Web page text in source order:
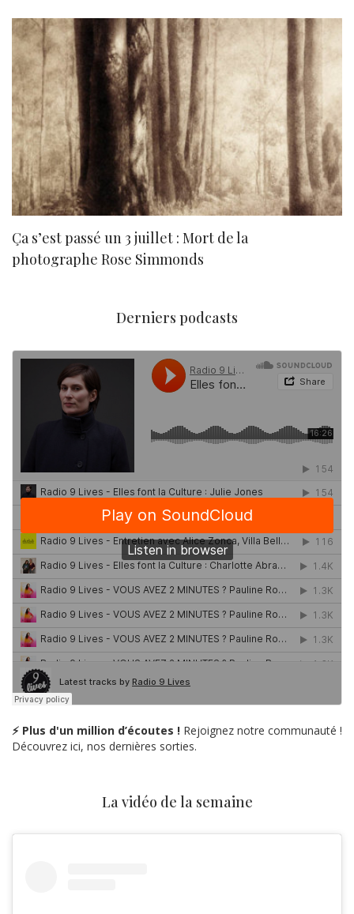
Ça s’est passé un 3 juillet : Mort de la
photographe Rose Simmonds
Derniers podcasts
⚡ Plus d'un million d’écoutes ! Rejoignez notre communauté !
Découvrez ici, nos dernières sorties.
La vidéo de la semaine